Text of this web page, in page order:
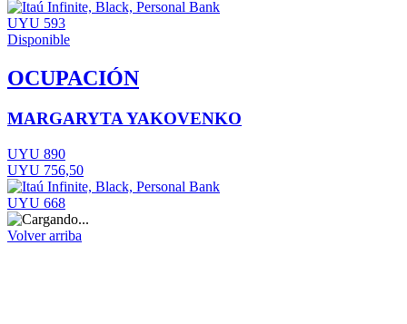
UYU 593
Disponible
OCUPACIÓN
MARGARYTA YAKOVENKO
UYU 890
UYU 756,50
UYU 668
Volver arriba